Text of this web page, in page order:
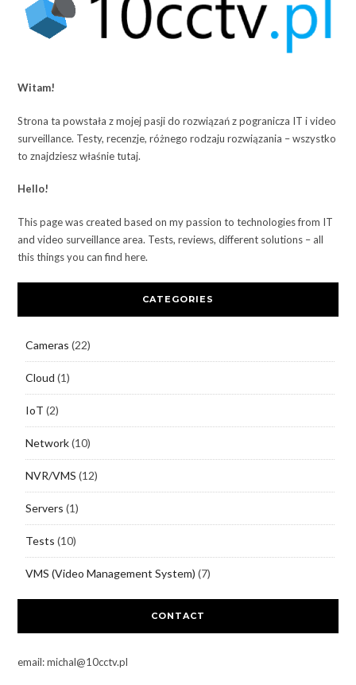
Witam!
Strona ta powstała z mojej pasji do rozwiązań z pogranicza IT i video
surveillance. Testy, recenzje, różnego rodzaju rozwiązania – wszystko
to znajdziesz właśnie tutaj.
Hello!
This page was created based on my passion to technologies from IT
and video surveillance area. Tests, reviews, different solutions – all
this things you can find here.
CATEGORIES
Cameras (22)
Cloud (1)
IoT (2)
Network(10)
NVR/VMS (12)
Servers (1)
Tests (10)
VMS (Video Management System) (7)
CONTACT
email: michal@10cctv.pl